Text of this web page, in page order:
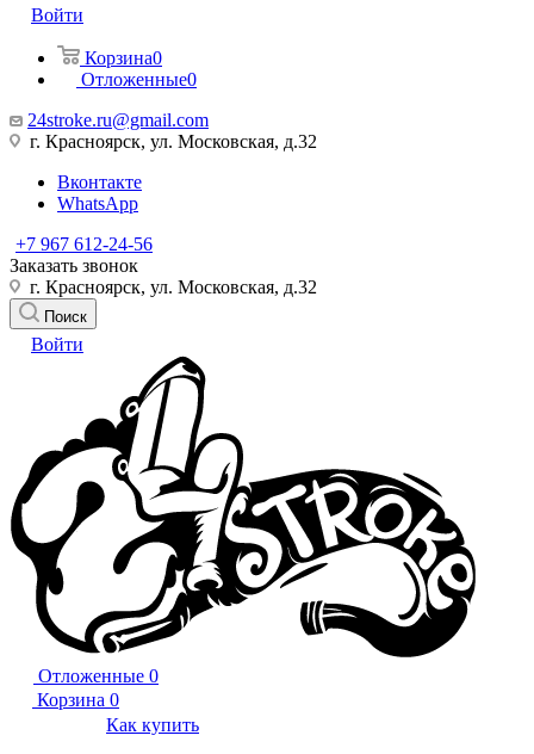
Войти
Корзина0
Отложенные0
24stroke.ru@gmail.com
г. Красноярск, ул. Московская, д.32
Вконтакте
WhatsApp
+7 967 612-24-56
Заказать звонок
г. Красноярск, ул. Московская, д.32
Поиск
Войти
Отложенные 0
Корзина 0
Как купить